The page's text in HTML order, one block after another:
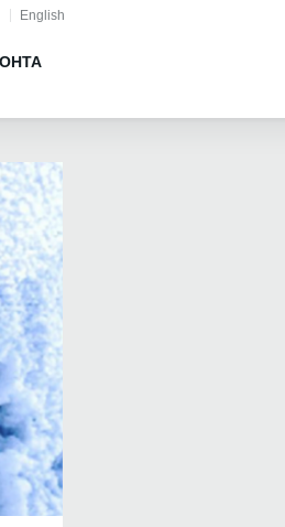
English